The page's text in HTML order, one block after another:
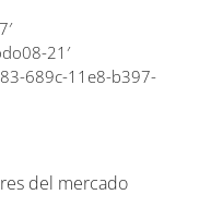
21′
689c-11e8-b397-
del mercado